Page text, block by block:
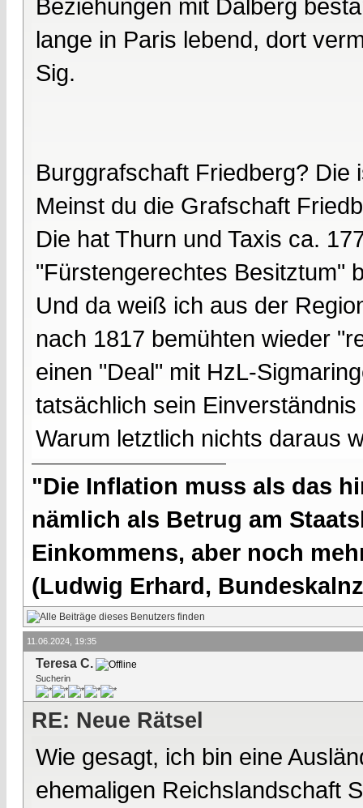
Beziehungen mit Dalberg
lange in Paris lebend, dort
Sig.
Burggrafschaft Friedberg? Die
Meinst du die Grafschaft
Die hat Thurn und Taxis ca.
"Fürstengerechtes Besitztum"
Und da weiß ich aus der
nach 1817 bemühten wieder
einen "Deal" mit HzL-
tatsächlich sein
Warum letztlich nichts daraus
"Die Inflation muss als das
nämlich als Betrug am
Einkommens, aber noch
(Ludwig Erhard,
11.06.2024, 19:35
Teresa C.
Sucherin
RE: Neue Rätsel
Wie gesagt, ich bin eine
ehemaligen Reichslandschaft